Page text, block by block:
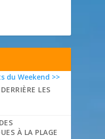
du Weekend >>
LES
À LA PLAGE